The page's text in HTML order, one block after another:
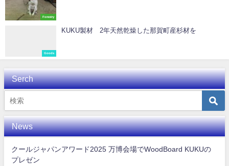
Forestry
Goods
KUKU製材 2年天然乾燥した那賀町産杉材を
Serch
News
クールジャパンアワード2025 万博会場でWoodBoard KUKUの
プレゼン